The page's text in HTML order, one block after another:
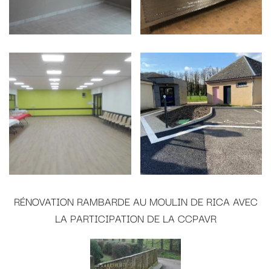
RÉNOVATION RAMBARDE AU MOULIN DE RICA AVEC
LA PARTICIPATION DE LA CCPAVR